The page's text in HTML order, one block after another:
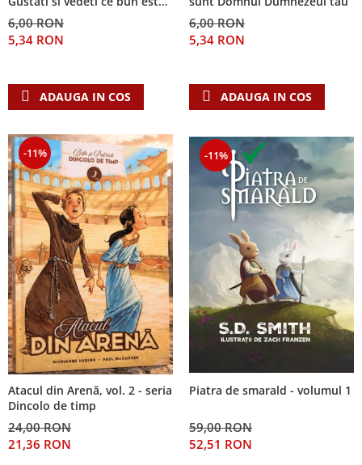
Domnul!
6,00 RON
5,34 RON
ADAUGA IN COS
6,00 RON
5,34 RON
ADAUGA IN COS
-11%
Atacul din Arenă, vol. 2 - seria
Dincolo de timp
24,00 RON
21,36 RON
-11%
Piatra de smarald - volumul 1
59,00 RON
52,51 RON